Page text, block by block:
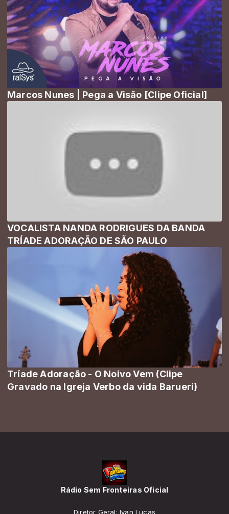
Marcos Nunes | Pega a Visão [Clipe Oficial]
VOCALISTA NANDA RODRIGUES DA BANDA
TRÍADE ADORAÇÃO DE SÃO PAULO
Tríade Adoração - O Noivo Vem (Clipe
Gravado na Igreja Verbo da vida Barueri)
Rádio Sem Fronteiras Oficial
Diretor Geral: Ivan Lucas